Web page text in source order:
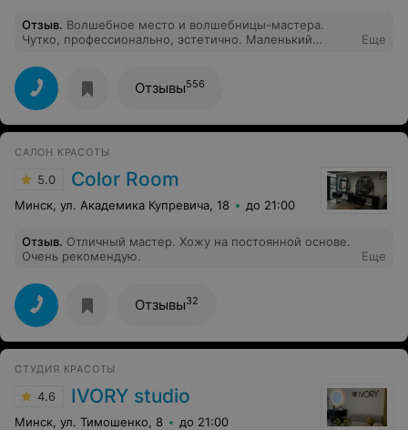
Отзыв. Волшебное место и волшебницы-мастера.
Чутко, профессионально, эстетично. Маленький
Екатерине за великолепный результат
Еще
Отзывы556
САЛОН КРАСОТЫ
5.0 Color Room
Минск, ул. Академика Купревича, 18 до 21:00
Отзыв. Отличный мастер. Хожу на постоянной основе.
Очень рекомендую.
Еще
Отзывы32
СТУДИЯ КРАСОТЫ
4.6 IVORY studio
Минск, ул. Тимошенко, 8 до 21:00